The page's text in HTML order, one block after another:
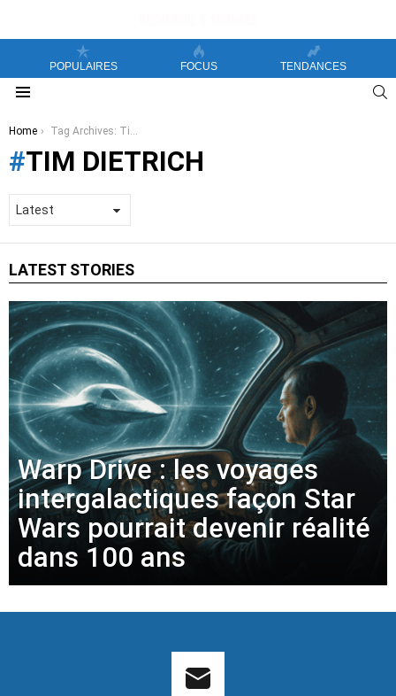
POPULAIRES FOCUS TENDANCES
You are here:
Home Tag Archives: Tim Dietrich
TIM DIETRICH
LATEST STORIES
Warp Drive : les voyages
intergalactiques façon Star
Wars pourrait devenir réalité
dans 100 ans